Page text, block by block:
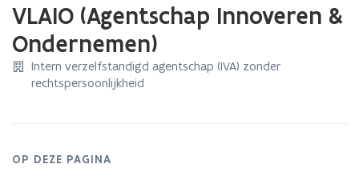
gaan
met
laden.
bevindt
zich
VLAIO (Agentschap Innoveren &
Ondernemen)
Intern verzelfstandigd agentschap (IVA) zonder
rechtspersoonlijkheid
OP DEZE PAGINA